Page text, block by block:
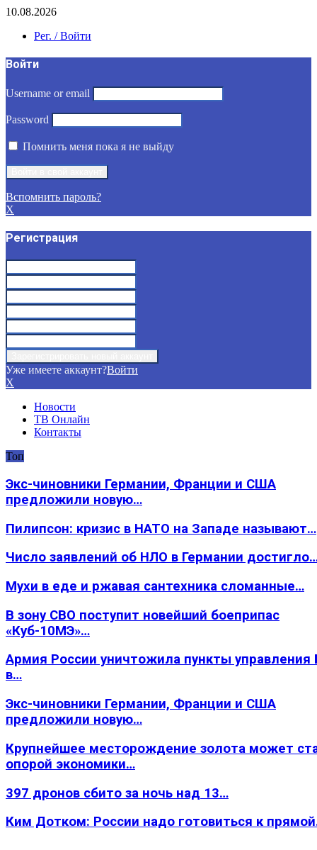
10.08.2026
Рег. / Войти
Войти
Username or email
Password
Помнить меня пока я не выйду
Вспомнить пароль?
X
Регистрация
Уже имеете аккаунт?Войти
X
Новости
ТВ Онлайн
Контакты
Топ
Экс-чиновники Германии, Франции и США
предложили новую…
Пилипсон: кризис в НАТО на Западе называют…
Число заявлений об НЛО в Германии
Мухи в еде и ржавая сантехника сломанные…
В зону СВО поступит новейший боеприпас
«Куб-10МЭ»…
Армия России уничтожила пункты
в…
Экс-чиновники Германии, Франции и США
предложили новую…
Крупнейшее месторождение золота может
опорой экономики…
397 дронов сбито за ночь над 13…
Ким Дотком: России надо готовиться к